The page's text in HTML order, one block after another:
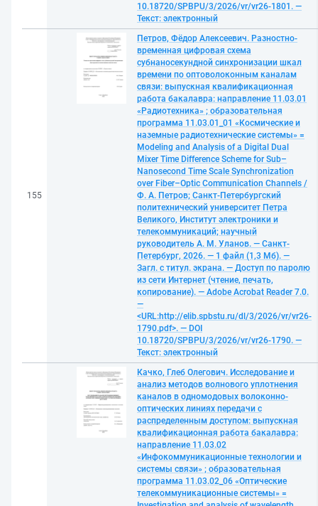
10.18720/SPBPU/3/2026/vr/vr26-1801. —
Текст: электронный
155
Петров, Фёдор Алексеевич. Разностно-
временная цифровая схема
субнаносекундной синхронизации шкал
времени по оптоволоконным каналам
связи: выпускная квалификационная
работа бакалавра: направление 11.03.01
«Радиотехника» ; образовательная
программа 11.03.01_01 «Космические и
наземные радиотехнические системы» =
Modeling and Analysis of a Digital Dual
Mixer Time Difference Scheme for Sub–
Nanosecond Time Scale Synchronization
over Fiber–Optic Communication Channels /
Ф. А. Петров; Санкт-Петербургский
политехнический университет Петра
Великого, Институт электроники и
телекоммуникаций; научный
руководитель А. М. Уланов. — Санкт-
Петербург, 2026. — 1 файл (1,3 Мб). —
Загл. с титул. экрана. — Доступ по паролю
из сети Интернет (чтение, печать,
копирование). — Adobe Acrobat Reader 7.0.
—
<URL:http://elib.spbstu.ru/dl/3/2026/vr/vr26-
1790.pdf>. — DOI
10.18720/SPBPU/3/2026/vr/vr26-1790. —
Текст: электронный
Качко, Глеб Олегович. Исследование и
анализ методов волнового уплотнения
каналов в одномодовых волоконно-
оптических линиях передачи с
распределенным доступом: выпускная
квалификационная работа бакалавра:
направление 11.03.02
«Инфокоммуникационные технологии и
системы связи» ; образовательная
программа 11.03.02_06 «Оптические
телекоммуникационные системы» =